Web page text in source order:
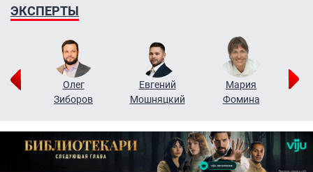
ЭКСПЕРТЫ
Олег
Зиборов
Евгений
Мошняцкий
Мария
Фомина